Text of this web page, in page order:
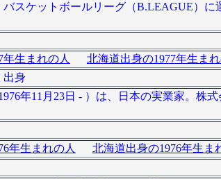
スケットボールリーグ（B.LEAGUE）
年生まれの人
北海道出身の1977年生まれ
身
年11月23日 - ）は、日本の実業家。株
年生まれの人
北海道出身の1976年生ま